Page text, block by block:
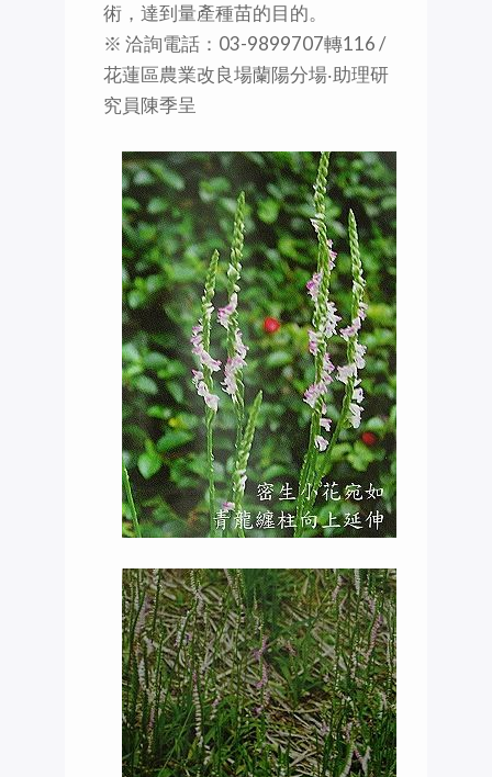
術，達到量產種苗的目的。
※ 洽詢電話：03-9899707轉116 /
花蓮區農業改良場蘭陽分場‧助理研
究員陳季呈